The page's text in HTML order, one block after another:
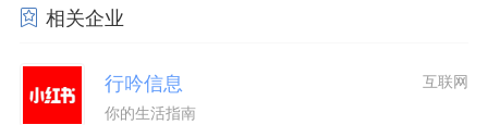
相关企业
行吟信息
你的生活指南
互联网